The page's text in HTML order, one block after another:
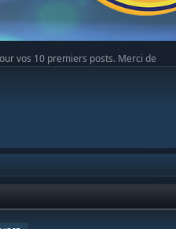
vos 10 premiers posts. Merci de